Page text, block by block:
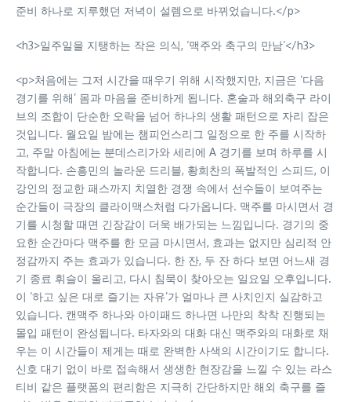
준비 하나로 지루했던 저녁이 설렘으로 바뀌었습니다.</p>
<h3>일주일을 지탱하는 작은 의식, ‘맥주와 축구의 만남’</h3>
<p>처음에는 그저 시간을 때우기 위해 시작했지만, 지금은 ‘다음
경기를 위해’ 몸과 마음을 준비하게 됩니다. 혼술과 해외축구 라이
브의 조합이 단순한 오락을 넘어 하나의 생활 패턴으로 자리 잡은
것입니다. 월요일 밤에는 챔피언스리그 일정으로 한 주를 시작하
고, 주말 아침에는 분데스리가와 세리에 A 경기를 보며 하루를 시
작합니다. 손흥민의 놀라운 드리블, 황희찬의 폭발적인 스피드, 이
강인의 정교한 패스까지 치열한 경쟁 속에서 선수들이 보여주는
순간들이 극장의 클라이맥스처럼 다가옵니다. 맥주를 마시면서 경
기를 시청할 때면 긴장감이 더욱 배가되는 느낌입니다. 경기의 중
요한 순간마다 맥주를 한 모금 마시면서, 효과는 없지만 심리적 안
정감까지 주는 효과가 있습니다. 한 잔, 두 잔 하다 보면 어느새 경
기 종료 휘슬이 울리고, 다시 침묵이 찾아오는 일요일 오후입니다.
이 ‘하고 싶은 대로 즐기는 자유’가 얼마나 큰 사치인지 실감하고
있습니다. 캔맥주 하나와 아이패드 하나면 나만의 착착 진행되는
몰입 패턴이 완성됩니다. 타자와의 대화 대신 맥주와의 대화로 채
우는 이 시간들이 제게는 때로 완벽한 사색의 시간이기도 합니다.
신호 대기 없이 바로 접속해서 생생한 현장감을 느낄 수 있는 라스
티비 같은 플랫폼의 편리함은 지극히 간단하지만 해외 축구를 즐